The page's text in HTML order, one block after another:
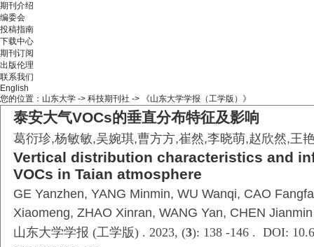
期刊介绍
编委会
投稿指南
下载中心
期刊订阅
出版伦理
联系我们
English
您的位置： 山东大学 -> 科技期刊社 -> 《山东大学学报（工学版）》
泰安大气VOCs的垂直分布特征及影响
葛衍珍,杨敏敏,吴婉琪,曹方方,崔然,李晓萌,赵欣然,王
Vertical distribution characteristics and
VOCs in Taian atmosphere
GE Yanzhen, YANG Minmin, WU Wanqi, CAO
Xiaomeng, ZHAO Xinran, WANG Yan, CHEN Jianmin
山东大学学报 (工学版) . 2023, (3): 138 -146 . DOI: